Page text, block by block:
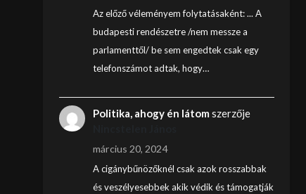
Az előző véleményem folytatásaként: ... A
budapesti rendészetre /nem messze a
parlamenttől/ be sem engedtek csak egy
telefonszámot adtak, hogy…
Politika, ahogy én látom szerzője
március 20, 2024
A cigánybűnözőknél csak azok rosszabbak
és veszélyesebbek akik védik és támogatják